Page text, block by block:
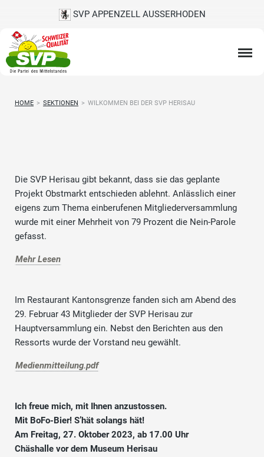
SVP APPENZELL AUSSERHODEN
HOME > SEKTIONEN > WILKOMMEN BEI DER SVP HERISAU
Die SVP Herisau gibt bekannt, dass sie das geplante
Projekt Obstmarkt entschieden ablehnt. Anlässlich einer
eigens zum Thema einberufenen Mitgliederversammlung
wurde mit einer Mehrheit von 79 Prozent die Nein-Parole
gefasst.
Mehr Lesen
Im Restaurant Kantonsgrenze fanden sich am Abend des
29. Februar 43 Mitglieder der SVP Herisau zur
Hauptversammlung ein. Nebst den Berichten aus den
Ressorts wurde der Vorstand neu gewählt.
Medienmitteilung.pdf
Ich freue mich, mit Ihnen anzustossen.
Mit BoFo-Bier! S’hät solangs hät!
Am Freitag, 27. Oktober 2023, ab 17.00 Uhr
Chäshalle vor dem Museum Herisau